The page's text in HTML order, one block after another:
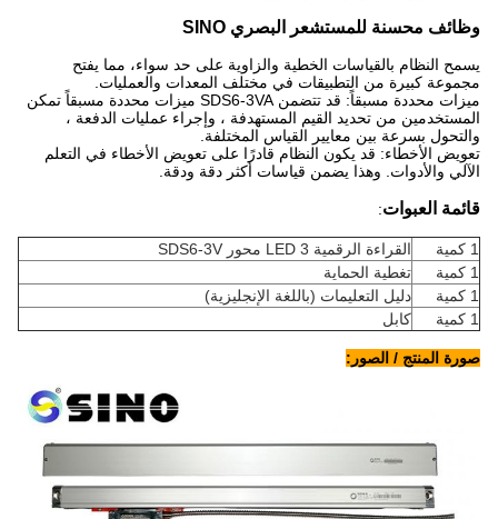
وظائف محسنة للمستشعر البصري SINO
يسمح النظام بالقياسات الخطية والزاوية على حد سواء، مما يفتح
مجموعة كبيرة من التطبيقات في مختلف المعدات والعمليات.
ميزات محددة مسبقاً: قد تتضمن SDS6-3VA ميزات محددة مسبقاً تمكن
المستخدمين من تحديد القيم المستهدفة ، وإجراء عمليات الدفعة ،
والتحول بسرعة بين معايير القياس المختلفة.
تعويض الأخطاء: قد يكون النظام قادرًا على تعويض الأخطاء في التعلم
الآلي والأدوات. وهذا يضمن قياسات أكثر دقة ودقة.
قائمة العبوات:
1 كمية
القراءة الرقمية LED 3 محور SDS6-3V
1 كمية
تغطية الحماية
1 كمية
دليل التعليمات (باللغة الإنجليزية)
1 كمية
كابل
صورة المنتج / الصور: